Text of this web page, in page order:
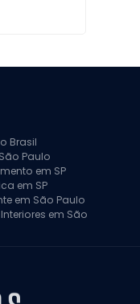
Brasil
Paulo
em SP
em SP
em São Paulo
em São
São Paulo